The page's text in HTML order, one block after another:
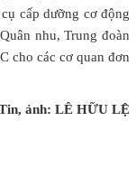
cấp dưỡng cơ động
nhu, Trung đoàn
cho các cơ quan đơn
ảnh: LÊ HỮU LỆ